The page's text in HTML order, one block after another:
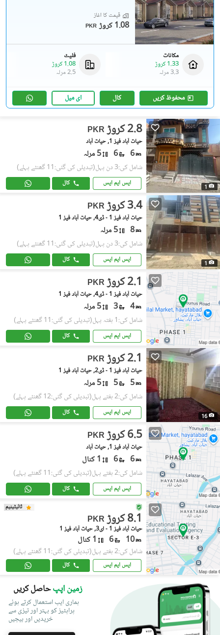
قیمت کا آغاز
PKR 1.08 کروڑ
مکانات
1.33 کروڑ
3.3 مرلہ
فلیٹ
1.08 کروڑ
2.5 مرلہ
محفوظ کریں کال ای میل
1
PKR 2.8 کروڑ
حیات آباد فیز 1, حیات آباد
6
6 5 مرلہ
شامل کی:3 دن پہل (تبدیلی کی گئی:11 گھنٹے پہلے)
ایس ایم ایس کال
1
PKR 3.4 کروڑ
حیات آباد فیز 1 - ڈی4, حیات آباد فیز 1
8 5 مرلہ
شامل کی:3 دن پہل (تبدیلی کی گئی:11 گھنٹے پہلے)
ایس ایم ایس کال
PKR 2.1 کروڑ
حیات آباد فیز 1 - ڈی4, حیات آباد فیز 1
4
3 5 مرلہ
شامل کی:1 ہفتہ پہل (تبدیلی کی گئی:11 گھنٹے پہلے)
ایس ایم ایس کال
16
PKR 2.1 کروڑ
حیات آباد فیز 1 - ڈی2, حیات آباد فیز 1
5
5 5 مرلہ
شامل کی:2 ہفتے پہل (تبدیلی کی گئی:12 گھنٹے پہلے)
ایس ایم ایس کال
PKR 6.5 کروڑ
حیات آباد فیز 1, حیات آباد
6
6 1 کنال
شامل کی:2 ہفتے پہل (تبدیلی کی گئی:11 گھنٹے پہلے)
ایس ایم ایس کال
ٹائیٹینیم
PKR 8.1 کروڑ
حیات آباد فیز 1 - ای3, حیات آباد فیز 1
10
6 1 کنال
شامل کی:2 ہفتے پہل (تبدیلی کی گئی:11 گھنٹے پہلے)
ایس ایم ایس کال
زمین اپپحاصل کریں
ہماری ایپ استعمال کرتے ہوئے
پراپٹیز کو بہتر اور تیزی سے
خریدیں اور بیچیں